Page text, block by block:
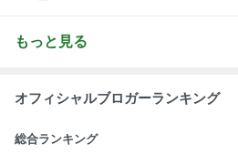
もっと見る
オフィシャルブロガーランキング
総合ランキング